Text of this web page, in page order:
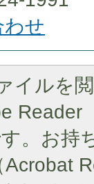
わせ
イルを
Reader
。お持